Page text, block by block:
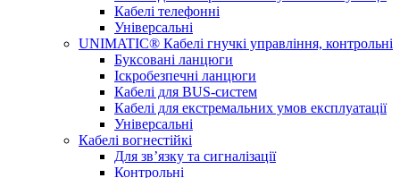
Кабелі телефонні
Універсальні
UNIMATIC® Кабелі гнучкі управління, контрольні
Буксовані ланцюги
Іскробезпечні ланцюги
Кабелі для BUS-систем
Кабелі для екстремальних умов експлуатації
Універсальні
Кабелі вогнестійкі
Для зв’язку та сигналізації
Контрольні